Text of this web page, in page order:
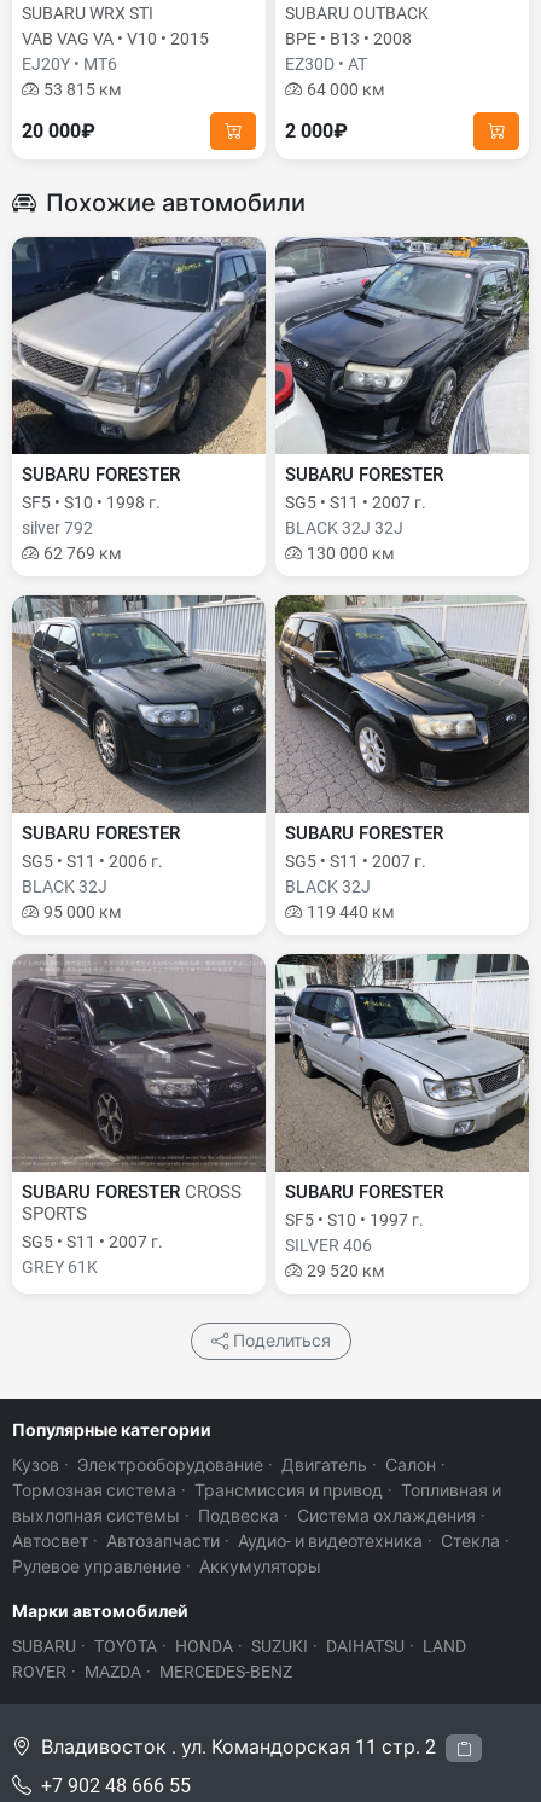
SUBARU WRX STI
VAB VAG VA • V10 • 2015
EJ20Y • MT6
53 815 км
20 000₽
SUBARU OUTBACK
BPE • B13 • 2008
EZ30D • AT
64 000 км
2 000₽
Похожие автомобили
SUBARU FORESTER
SF5 • S10 • 1998 г.
silver 792
62 769 км
SUBARU FORESTER
SG5 • S11 • 2007 г.
BLACK 32J 32J
130 000 км
SUBARU FORESTER
SG5 • S11 • 2006 г.
BLACK 32J
95 000 км
SUBARU FORESTER
SG5 • S11 • 2007 г.
BLACK 32J
119 440 км
SUBARU FORESTER CROSS
SPORTS
SG5 • S11 • 2007 г.
GREY 61K
SUBARU FORESTER
SF5 • S10 • 1997 г.
SILVER 406
29 520 км
Поделиться
Популярные категории
Кузов · Электрооборудование · Двигатель · Салон ·
Тормозная система · Трансмиссия и привод · Топливная и
выхлопная системы · Подвеска · Система охлаждения ·
Автосвет · Автозапчасти · Аудио- и видеотехника · Стекла ·
Рулевое управление · Аккумуляторы
Марки автомобилей
SUBARU · TOYOTA · HONDA · SUZUKI · DAIHATSU · LAND
ROVER · MAZDA · MERCEDES-BENZ
Владивосток . ул. Командорская 11 стр. 2
+7 902 48 666 55